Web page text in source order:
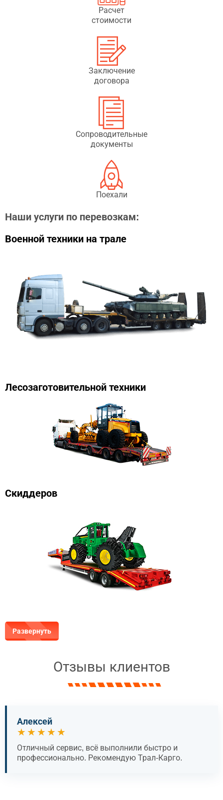
Расчет
стоимости
Заключение
договора
Сопроводительные
документы
Поехали
Наши услуги по перевозкам:
Военной техники на трале
Лесозаготовительной техники
Скиддеров
Развернуть
Отзывы клиентов
Алексей
★★★★★
Отличный сервис, всё выполнили быстро и
профессионально. Рекомендую Трал-Карго.